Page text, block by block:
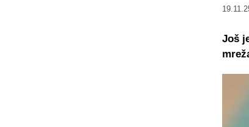
Još